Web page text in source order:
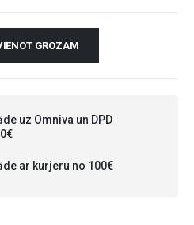
GROZAM
uz Omniva un DPD
ar kurjeru no 100€